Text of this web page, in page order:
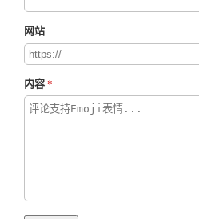
网站
内容